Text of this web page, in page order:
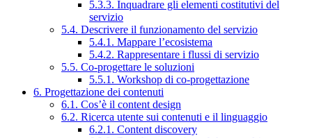
5.3.3. Inquadrare gli elementi costitutivi del
servizio
5.4. Descrivere il funzionamento del servizio
5.4.1. Mappare l’ecosistema
5.4.2. Rappresentare i flussi di servizio
5.5. Co-progettare le soluzioni
5.5.1. Workshop di co-progettazione
6. Progettazione dei contenuti
6.1. Cos’è il content design
6.2. Ricerca utente sui contenuti e il linguaggio
6.2.1. Content discovery